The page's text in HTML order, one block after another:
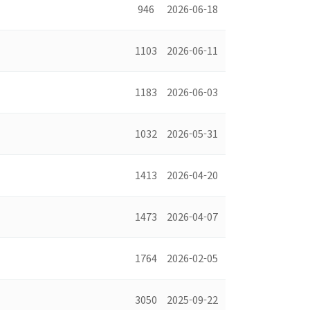
946 2026-06-18
1103 2026-06-11
1183 2026-06-03
1032 2026-05-31
1413 2026-04-20
1473 2026-04-07
1764 2026-02-05
3050 2025-09-22